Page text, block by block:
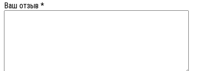
Ваш отзыв *